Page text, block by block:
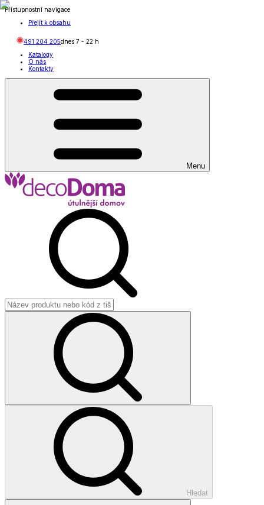
Přístupnostní navigace
Přejít k obsahu
491 204 205dnes 7 - 22 h
Katalogy
O nás
Kontakty
Menu
Hledat